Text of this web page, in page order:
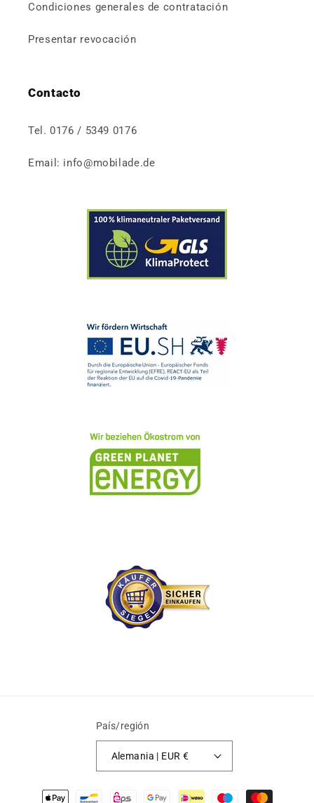
Condiciones generales de contratación
Presentar revocación
Contacto
Tel. 0176 / 5349 0176
Email: info@mobilade.de
País/región
Alemania | EUR €
Formas